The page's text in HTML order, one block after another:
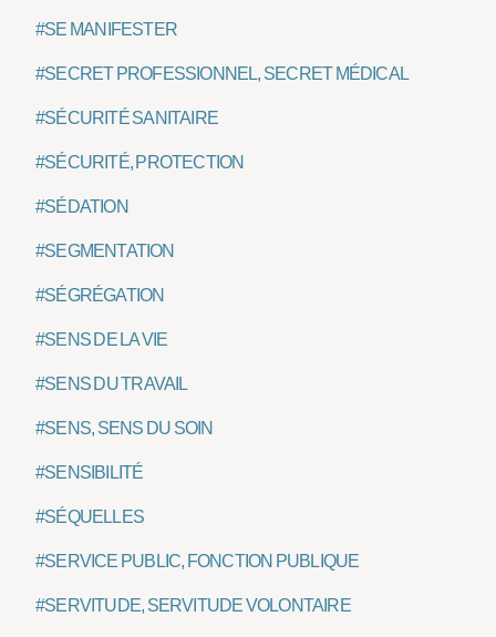
#SE MANIFESTER
#SECRET PROFESSIONNEL, SECRET MÉDICAL
#SÉCURITÉ SANITAIRE
#SÉCURITÉ, PROTECTION
#SÉDATION
#SEGMENTATION
#SÉGRÉGATION
#SENS DE LA VIE
#SENS DU TRAVAIL
#SENS, SENS DU SOIN
#SENSIBILITÉ
#SÉQUELLES
#SERVICE PUBLIC, FONCTION PUBLIQUE
#SERVITUDE, SERVITUDE VOLONTAIRE